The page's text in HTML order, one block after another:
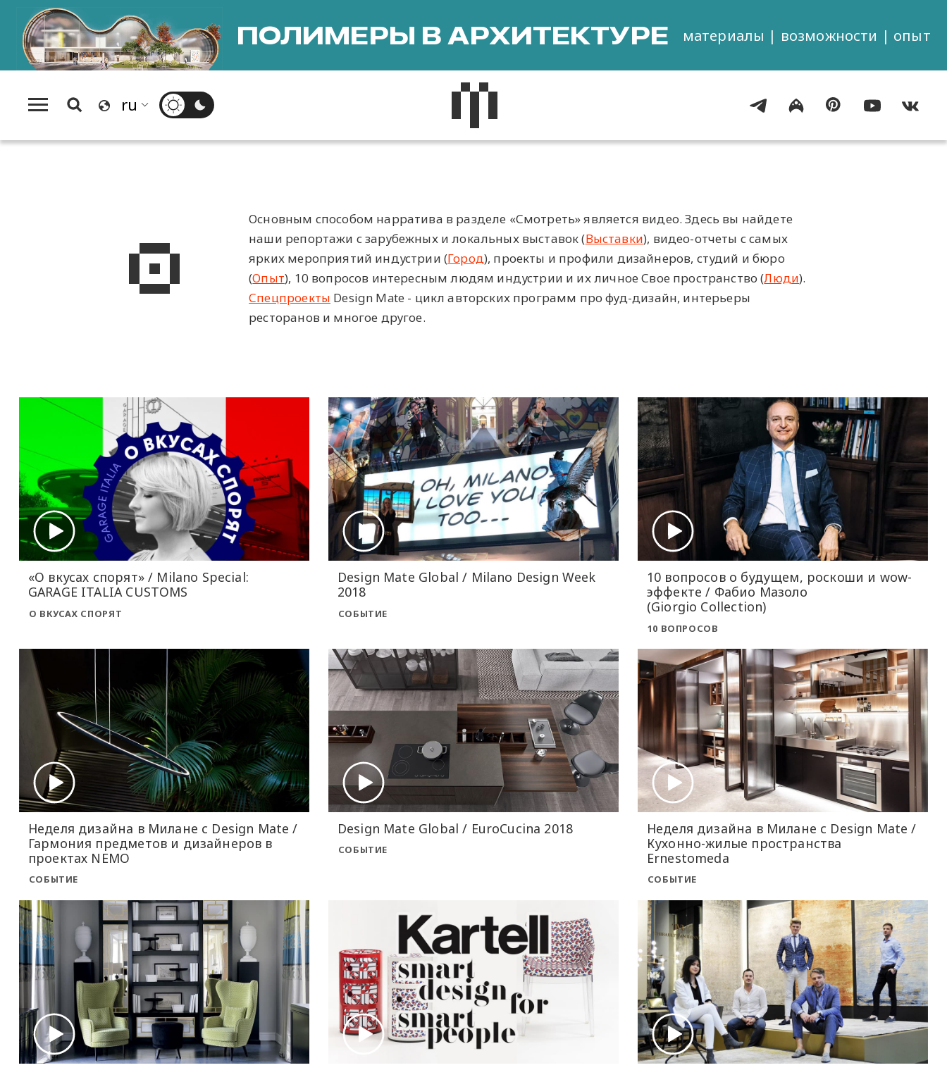
ПОЛИМЕРЫ В АРХИТЕКТУРЕ материалы | возможности | опыт
Основным способом нарратива в разделе «Смотреть» является видео. Здесь вы найдете
наши репортажи с зарубежных и локальных выставок (Выставки), видео-отчеты с самых
ярких мероприятий индустрии (Город), проекты и профили дизайнеров, студий и бюро
(Опыт), 10 вопросов интересным людям индустрии и их личное Свое пространство (Люди).
Спецпроекты Design Mate - цикл авторских программ про фуд-дизайн, интерьеры
ресторанов и многое другое.
«О вкусах спорят» / Milano Special:
GARAGE ITALIA CUSTOMS
О ВКУСАХ СПОРЯТ
Design Mate Global / Milano Design Week
2018
СОБЫТИЕ
10 вопросов о будущем, роскоши и wow-
эффекте / Фабио Мазоло
(Giorgio Collection)
10 ВОПРОСОВ
Неделя дизайна в Милане с Design Mate /
Гармония предметов и дизайнеров в
проектах NEMO
СОБЫТИЕ
Design Mate Global / EuroCucina 2018
СОБЫТИЕ
Неделя дизайна в Милане с Design Mate /
Кухонно-жилые пространства
Ernestomeda
СОБЫТИЕ